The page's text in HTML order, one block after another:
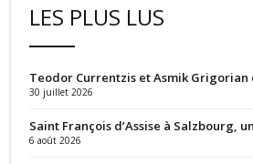
LES PLUS LUS
Teodor Currentzis et Asmik
30 juillet 2026
Saint François d’Assise à Salzbourg,
6 août 2026